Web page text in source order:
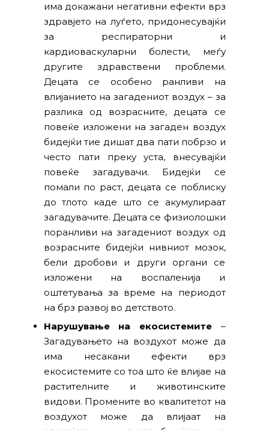
има докажани негативни ефекти врз
здравјето на луѓето, придонесувајќи
за респираторни и
кардиоваскуларни болести, меѓу
другите здравствени проблеми.
Децата се особено ранливи на
влијанието на загадениот воздух – за
разлика од возрасните, децата се
повеќе изложени на загаден воздух
бидејќи тие дишат два пати побрзо и
често пати преку уста, внесувајќи
повеќе загадувачи. Бидејќи се
помали по раст, децата се поблиску
до тлото каде што се акумулираат
загадувачите. Децата се физиолошки
поранливи на загадениот воздух од
возрасните бидејќи нивниот мозок,
бели дробови и други органи се
изложени на воспаленија и
оштетувања за време на периодот
на брз развој во детството.
Нарушување на екосистемите –
Загадувањето на воздухот може да
има несакани ефекти врз
екосистемите со тоа што ќе влијае на
растителните и животинските
видови. Промените во квалитетот на
воздухот може да влијаат на